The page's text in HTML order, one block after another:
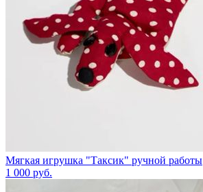
Мягкая игрушка "Таксик" ручной работы
1 000 руб.